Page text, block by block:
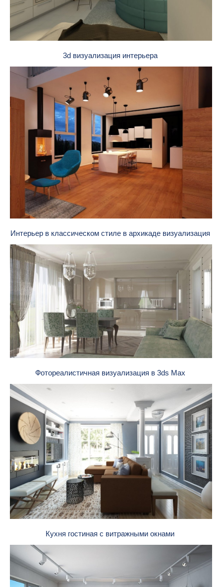
3d визуализация интерьера
Интерьер в классическом стиле в архикаде визуализация
Фотореалистичная визуализация в 3ds Max
Кухня гостиная с витражными окнами